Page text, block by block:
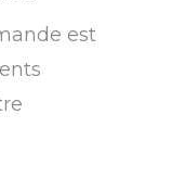
est